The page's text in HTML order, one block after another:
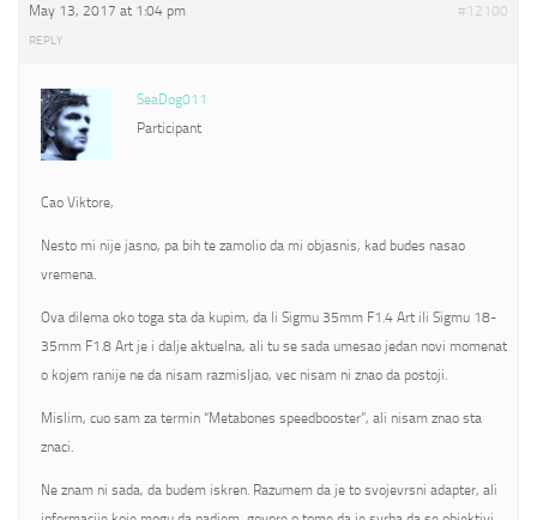
May 13, 2017 at 1:04 pm #12100
REPLY
SeaDog011
Participant
Cao Viktore,
Nesto mi nije jasno, pa bih te zamolio da mi objasnis, kad budes nasao
vremena.
Ova dilema oko toga sta da kupim, da li Sigmu 35mm F1.4 Art ili Sigmu 18-
35mm F1.8 Art je i dalje aktuelna, ali tu se sada umesao jedan novi momenat
o kojem ranije ne da nisam razmisljao, vec nisam ni znao da postoji.
Mislim, cuo sam za termin “Metabones speedbooster”, ali nisam znao sta
znaci.
Ne znam ni sada, da budem iskren. Razumem da je to svojevrsni adapter, ali